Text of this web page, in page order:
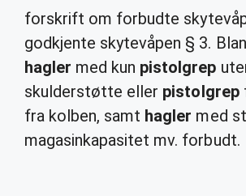
forskrift om forbudte
godkjente skytevåpen § 3.
hagler med kun pistolgrep
skulderstøtte eller pistolgrep
fra kolben, samt hagler med
magasinkapasitet mv. forbudt.